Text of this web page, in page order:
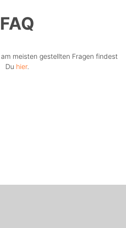
FAQ
meisten gestellten Fragen findest
Du hier.